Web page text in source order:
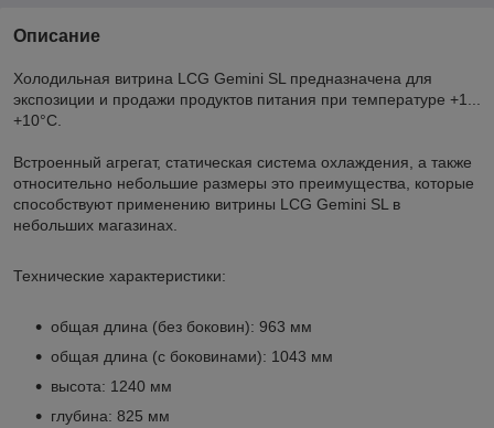
Описание
Холодильная витрина LCG Gemini SL предназначена для
экспозиции и продажи продуктов питания при температуре +1...
+10°C.
Встроенный агрегат, статическая система охлаждения, а также
относительно небольшие размеры это преимущества, кoторые
способствуют применению витрины LCG Gemini SL в
небольших магазинах.
Технические характеристики:
общая длина (без боковин): 963 мм
общая длина (с боковинами): 1043 мм
высота: 1240 мм
глубина: 825 мм